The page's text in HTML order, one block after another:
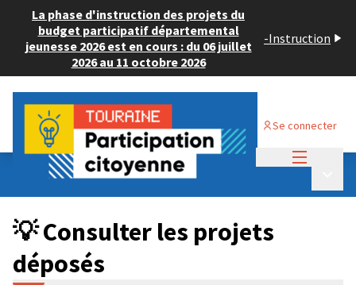
La phase d'instruction des projets du
budget participatif départemental
jeunesse 2026 est en cours : du 06 juillet
2026 au 11 octobre 2026
-Instruction
Se connecter
Budget Participatif JEUNESSE 2024
💡 Consulter les projets déposés
💡 Consulter les projets
déposés